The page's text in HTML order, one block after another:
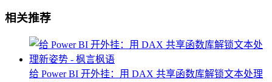
相关推荐
给 Power BI 开外挂：用 DAX 共享函数库解锁文本处理